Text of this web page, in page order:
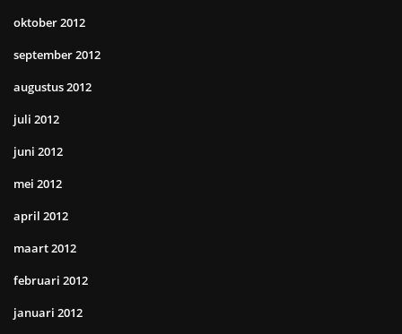
oktober 2012
september 2012
augustus 2012
juli 2012
juni 2012
mei 2012
april 2012
maart 2012
februari 2012
januari 2012